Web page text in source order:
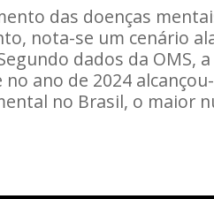
das doenças
nota-se um cenário
dados da OMS,
ano de 2024
no Brasil, o maior